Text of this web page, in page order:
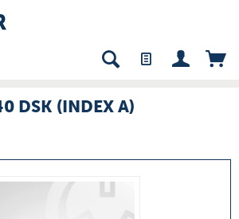
DSK (INDEX A)